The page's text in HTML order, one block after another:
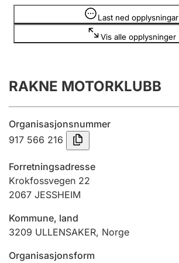
Registrere, endre, slette
Årsrekneskap
Innsending og forseinkingsgebyr
Tinglysing
Jeger
Ektepaktrettleiaren
Last ned opplysningar
Vis alle opplysninger
Opplysninger er skjult
RAKNE MOTORKLUBB
Organisasjonsnummer
917 566 216
Forretningsadresse
Krokfossvegen 22
2067 JESSHEIM
Kommune, land
3209 ULLENSAKER, Norge
Organisasjonsform